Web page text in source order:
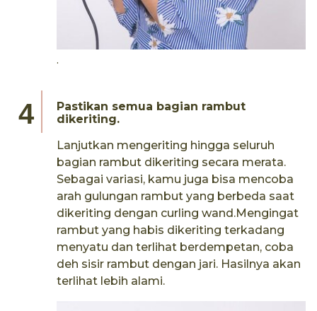
.
Pastikan semua bagian rambut
dikeriting.
Lanjutkan mengeriting hingga seluruh
bagian rambut dikeriting secara merata.
Sebagai variasi, kamu juga bisa mencoba
arah gulungan rambut yang berbeda saat
dikeriting dengan curling wand.Mengingat
rambut yang habis dikeriting terkadang
menyatu dan terlihat berdempetan, coba
deh sisir rambut dengan jari. Hasilnya akan
terlihat lebih alami.